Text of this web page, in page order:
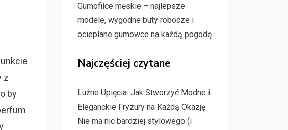
z
by
Gumofilce męskie – najlepsze
modele, wygodne buty robocze i
ocieplane gumowce na każdą pogodę
Najczęściej czytane
Luźne Upięcia: Jak Stworzyć Modne i
Eleganckie Fryzury na Każdą Okazję
Nie ma nic bardziej stylowego (i